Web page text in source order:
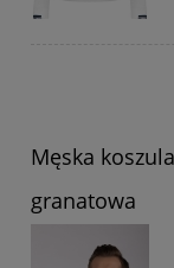
Męska
granatowa